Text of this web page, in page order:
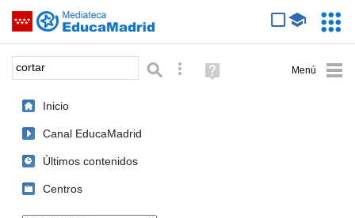
Saltar navegación
Palabra o frase: Búsqueda avanzada
Ayuda
(en
Inicio
Canal EducaMadrid
Últimos contenidos
Centros